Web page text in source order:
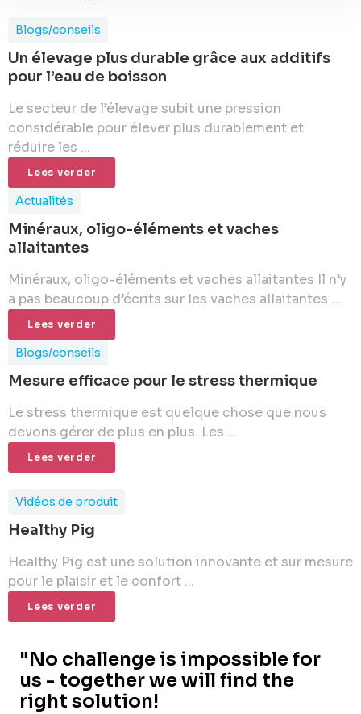
Blogs/conseils
Un élevage plus durable grâce aux additifs
pour l’eau de boisson
Le secteur de l’élevage subit une pression
considérable pour élever plus durablement et
réduire les ...
Lees verder
Actualités
Minéraux, oligo-éléments et vaches
allaitantes
Minéraux, oligo-éléments et vaches allaitantes Il n’y
a pas beaucoup d’écrits sur les vaches allaitantes ...
Lees verder
Blogs/conseils
Mesure efficace pour le stress thermique
Le stress thermique est quelque chose que nous
devons gérer de plus en plus. Les ...
Lees verder
Vidéos de produit
Healthy Pig
Healthy Pig est une solution innovante et sur mesure
pour le plaisir et le confort ...
Lees verder
"No challenge is impossible for
us - together we will find the
right solution!